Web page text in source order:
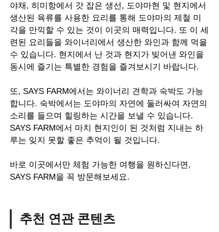
야채, 히미항에서 갓 잡은 생선, 도야마현 및 현지에서
생산된 육류를 사용한 요리를 통해 도야마의 제철 미
각을 만끽할 수 있는 것이 이곳의 매력입니다. 또 이 세
련된 요리들을 와이너리에서 생산한 와인과 함께 먹을
수 있습니다. 현지에서 난 것과 현지가 빚어낸 와인을
동시에 즐기는 특별한 경험을 즐겨보시기 바랍니다.
또, SAYS FARM에서는 와이너리 견학과 숙박도 가능
합니다. 숙박에서는 도야마의 자연에 둘러싸여 자연의
소리를 들으며 힐링하는 시간을 보낼 수 있습니다.
SAYS FARM에서 마치 현지인이 된 것처럼 지내는 하
루는 잊지 못할 좋은 추억이 될 것입니다.
바로 이곳에서만 체험 가능한 여행을 원하신다면,
SAYS FARM을 꼭 방문해보세요.
추천 연관 콘텐츠